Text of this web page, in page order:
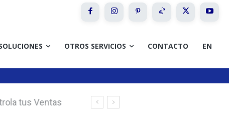
OTROS SERVICIOS CONTACTO EN
tus Ventas